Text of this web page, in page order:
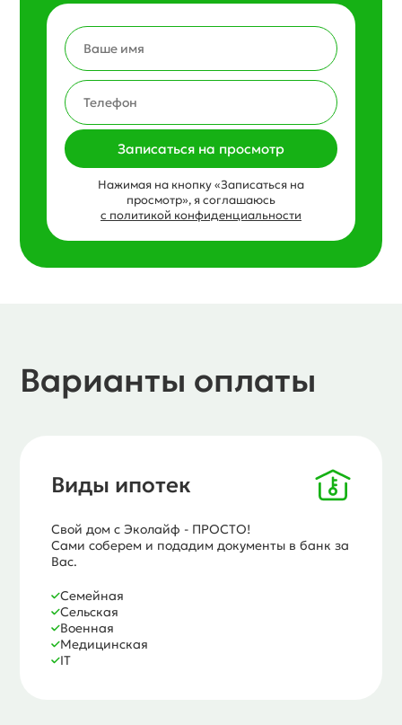
Записаться на просмотр
Нажимая на кнопку «Записаться на
просмотр», я соглашаюсь
с политикой конфиденциальности
Варианты оплаты
Виды ипотек
Свой дом с Эколайф - ПРОСТО!
Сами соберем и подадим документы в банк за
Вас.
Семейная
Сельская
Военная
Медицинская
IT